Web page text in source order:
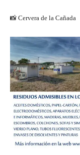
📸 Cervera de la Cañada